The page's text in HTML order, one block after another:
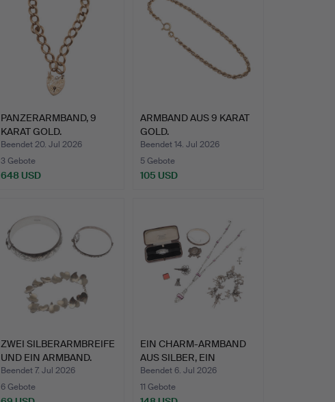
PANZERARMBAND, 9
KARAT GOLD.
Beendet 20. Jul 2026
3 Gebote
648 USD
ARMBAND AUS 9 KARAT
GOLD.
Beendet 14. Jul 2026
5 Gebote
105 USD
ZWEI SILBERARMBREIFE
UND EIN ARMBAND.
Beendet 7. Jul 2026
6 Gebote
EIN CHARM-ARMBAND
AUS SILBER, EIN
ARMREIF …
Beendet 6. Jul 2026
11 Gebote